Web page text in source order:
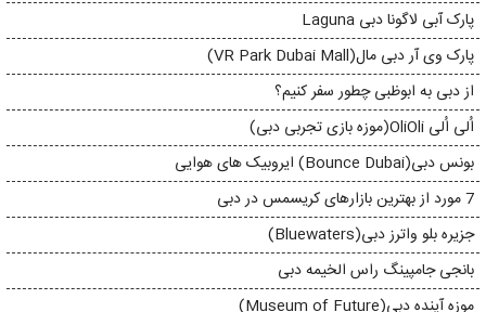
پارک آبی لاگونا دبی Laguna
پارک وی آر دبی مال(VR Park Dubai Mall)
از دبی به ابوظبی چطور سفر کنیم؟
اُلی اُلی OliOli(موزه بازی تجربی دبی)
بونس دبی(Bounce Dubai) ایروبیک های هوایی
7 مورد از بهترین بازارهای کریسمس در دبی
جزیره بلو واترز دبی(Bluewaters)
بانجی جامپینگ راس الخیمه دبی